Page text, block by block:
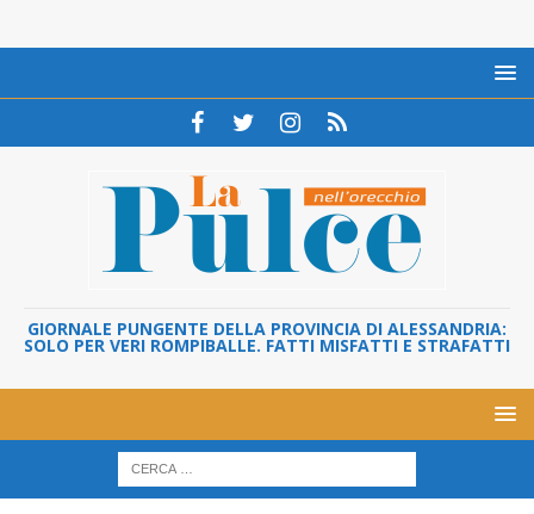
GIORNALE PUNGENTE DELLA PROVINCIA DI ALESSANDRIA:
SOLO PER VERI ROMPIBALLE. FATTI MISFATTI E STRAFATTI